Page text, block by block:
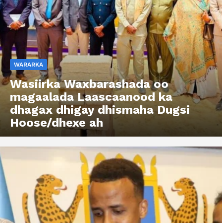
WARARKA
Wasiirka Waxbarashada oo
magaalada Laascaanood ka
dhagax dhigay dhismaha Dugsi
Hoose/dhexe ah